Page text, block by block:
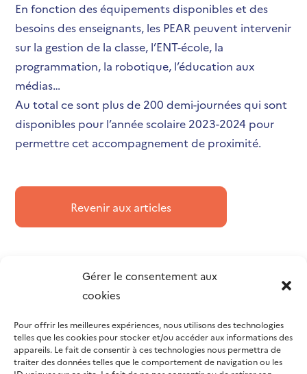
Gérer le consentement aux
cookies
Pour offrir les meilleures expériences, nous utilisons des technologies
telles que les cookies pour stocker et/ou accéder aux informations des
appareils. Le fait de consentir à ces technologies nous permettra de
traiter des données telles que le comportement de navigation ou les
En fonction des équipements disponibles et des
besoins des enseignants, les PEAR peuvent intervenir
sur la gestion de la classe, l’ENT-école, la
programmation, la robotique, l’éducation aux
médias…
Au total ce sont plus de 200 demi-journées qui sont
disponibles pour l’année scolaire 2023-2024 pour
permettre cet accompagnement de proximité.
Revenir aux articles